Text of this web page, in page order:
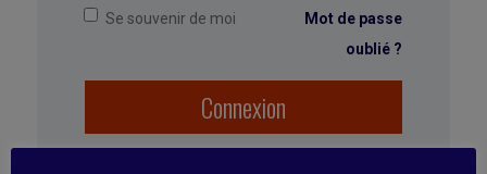
Se souvenir de moi
Mot de passe
oublié ?
Connexion
Satya Nadella,culture
croissance,Steve Ballmer